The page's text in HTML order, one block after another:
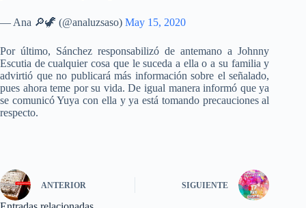
— Ana 🔎🦖 (@analuzsaso) May 15, 2020
Por último, Sánchez responsabilizó de antemano a Johnny
Escutia de cualquier cosa que le suceda a ella o a su familia y
advirtió que no publicará más información sobre el señalado,
pues ahora teme por su vida. De igual manera informó que ya
se comunicó Yuya con ella y ya está tomando precauciones al
respecto.
ANTERIOR SIGUIENTE